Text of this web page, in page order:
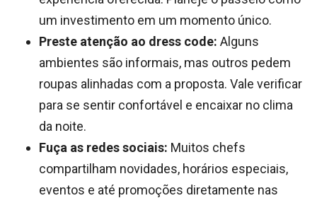
um investimento em um momento único.
Preste atenção ao dress code: Alguns
ambientes são informais, mas outros pedem
roupas alinhadas com a proposta. Vale verificar
para se sentir confortável e encaixar no clima
da noite.
Fuça as redes sociais: Muitos chefs
compartilham novidades, horários especiais,
eventos e até promoções diretamente nas